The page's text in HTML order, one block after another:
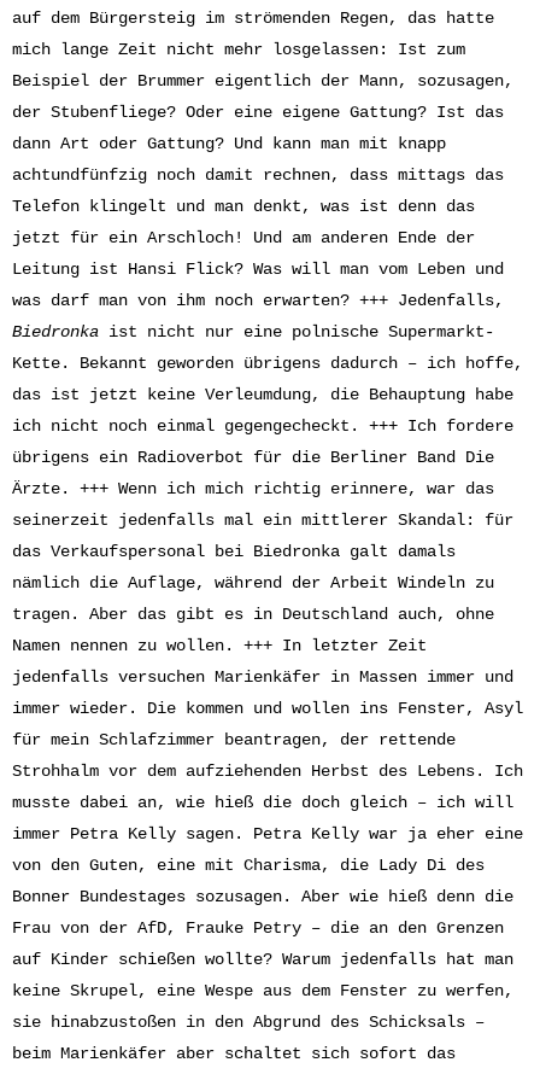
auf dem Bürgersteig im strömenden Regen, das hatte
mich lange Zeit nicht mehr losgelassen: Ist zum
Beispiel der Brummer eigentlich der Mann, sozusagen,
der Stubenfliege? Oder eine eigene Gattung? Ist das
dann Art oder Gattung? Und kann man mit knapp
achtundfünfzig noch damit rechnen, dass mittags das
Telefon klingelt und man denkt, was ist denn das
jetzt für ein Arschloch! Und am anderen Ende der
Leitung ist Hansi Flick? Was will man vom Leben und
was darf man von ihm noch erwarten? +++ Jedenfalls,
Biedronka ist nicht nur eine polnische Supermarkt-
Kette. Bekannt geworden übrigens dadurch – ich hoffe,
das ist jetzt keine Verleumdung, die Behauptung habe
ich nicht noch einmal gegengecheckt. +++ Ich fordere
übrigens ein Radioverbot für die Berliner Band Die
Ärzte. +++ Wenn ich mich richtig erinnere, war das
seinerzeit jedenfalls mal ein mittlerer Skandal: für
das Verkaufspersonal bei Biedronka galt damals
nämlich die Auflage, während der Arbeit Windeln zu
tragen. Aber das gibt es in Deutschland auch, ohne
Namen nennen zu wollen. +++ In letzter Zeit
jedenfalls versuchen Marienkäfer in Massen immer und
immer wieder. Die kommen und wollen ins Fenster, Asyl
für mein Schlafzimmer beantragen, der rettende
Strohhalm vor dem aufziehenden Herbst des Lebens. Ich
musste dabei an, wie hieß die doch gleich – ich will
immer Petra Kelly sagen. Petra Kelly war ja eher eine
von den Guten, eine mit Charisma, die Lady Di des
Bonner Bundestages sozusagen. Aber wie hieß denn die
Frau von der AfD, Frauke Petry – die an den Grenzen
auf Kinder schießen wollte? Warum jedenfalls hat man
keine Skrupel, eine Wespe aus dem Fenster zu werfen,
sie hinabzustoßen in den Abgrund des Schicksals –
beim Marienkäfer aber schaltet sich sofort das